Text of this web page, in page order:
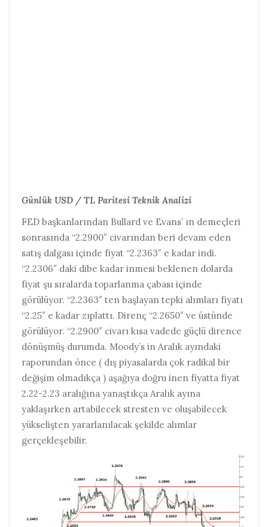
Günlük USD / TL Paritesi Teknik Analizi
FED başkanlarından Bullard ve Evans’ ın demeçleri
sonrasında “2.2900″ civarından beri devam eden
satış dalgası içinde fiyat “2.2363″ e kadar indi.
“2.2306″ daki dibe kadar inmesi beklenen dolarda
fiyat şu sıralarda toparlanma çabası içinde
görülüyor. “2.2363″ ten başlayan tepki alımları fiyatı
“2.25″ e kadar zıplattı. Direnç “2.2650″ ve üstünde
görülüyor. “2.2900″ civarı kısa vadede güçlü dirence
dönüşmüş durumda. Moody’s in Aralık ayındaki
raporundan önce ( dış piyasalarda çok radikal bir
değişim olmadıkça ) aşağıya doğru inen fiyatta fiyat
2.22-2.23 aralığına yanaştıkça Aralık ayına
yaklaşırken artabilecek stresten ve oluşabilecek
yükselişten yararlanılacak şekilde alımlar
gerçekleşebilir.